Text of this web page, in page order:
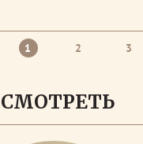
1 2 3